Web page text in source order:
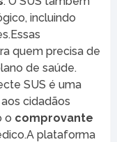
incluindo
quem precisa de
de saúde.
SUS é uma
cidadãos
o comprovante
plataforma